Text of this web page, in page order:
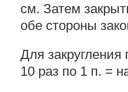
см. Затем
обе стороны
Для закругления
10 раз по 1 п. =